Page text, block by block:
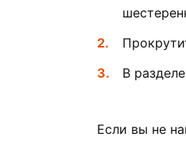
В
Если вы не